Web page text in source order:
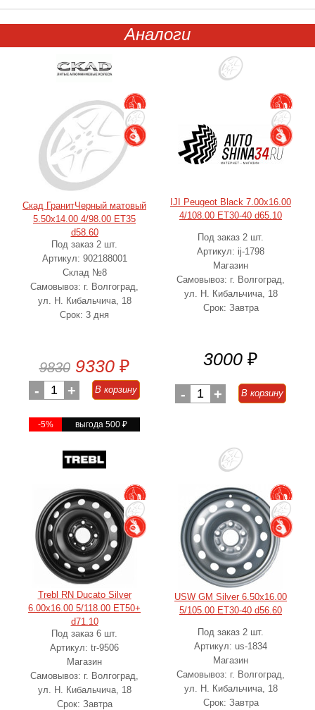
Аналоги
Скад ГранитЧерный матовый
5.50x14.00 4/98.00 ET35
d58.60
Под заказ 2 шт.
Артикул: 902188001
Склад №8
Самовывоз: г. Волгоград,
ул. Н. Кибальчича, 18
Срок: 3 дня
9830 9330 ₽
- 1 + В корзину
-5% выгода 500 ₽
IJI Peugeot Black 7.00x16.00
4/108.00 ET30-40 d65.10
Под заказ 2 шт.
Артикул: ij-1798
Магазин
Самовывоз: г. Волгоград,
ул. Н. Кибальчича, 18
Срок: Завтра
3000 ₽
- 1 + В корзину
Trebl RN Ducato Silver
6.00x16.00 5/118.00 ET50+
d71.10
Под заказ 6 шт.
Артикул: tr-9506
Магазин
Самовывоз: г. Волгоград,
ул. Н. Кибальчича, 18
Срок: Завтра
USW GM Silver 6.50x16.00
5/105.00 ET30-40 d56.60
Под заказ 2 шт.
Артикул: us-1834
Магазин
Самовывоз: г. Волгоград,
ул. Н. Кибальчича, 18
Срок: Завтра